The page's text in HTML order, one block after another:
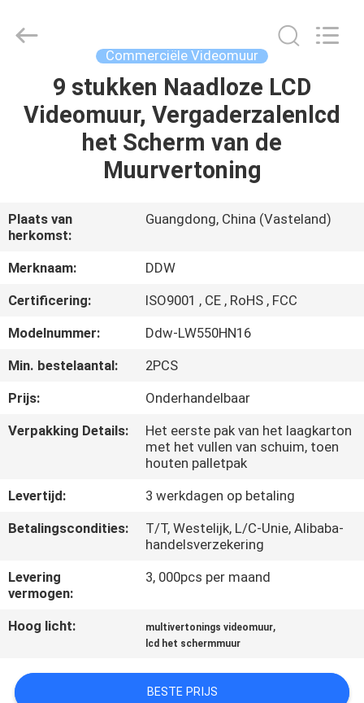
PRODUCTEN
ONS
FABRIEKSREIS
KWALITEITSCONTROLE
CONTACTEER
ONS
VERZOEK
OM
CITAAT
CASE
CENTER
Rights
Commerciële Videomuur
9 stukken Naadloze LCD
Videomuur, Vergaderzalenlcd
het Scherm van de
Muurvertoning
Plaats van
herkomst:
Guangdong, China (Vasteland)
Merknaam:
DDW
Certificering:
ISO9001 , CE , RoHS , FCC
Modelnummer:
Ddw-LW550HN16
Min. bestelaantal:
2PCS
Prijs:
Onderhandelbaar
Verpakking Details:
Het eerste pak van het laagkarton
met het vullen van schuim, toen
houten palletpak
Levertijd:
3 werkdagen op betaling
Betalingscondities:
T/T, Westelijk, L/C-Unie, Alibaba-
handelsverzekering
Levering
vermogen:
3, 000pcs per maand
Hoog licht: multivertonings videomuur,
lcd het schermmuur
BESTE PRIJS